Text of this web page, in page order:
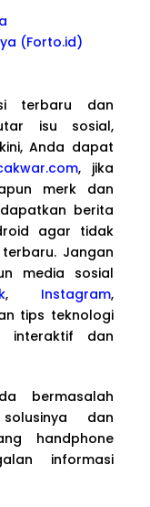
(Forto.id)
terbaru dan
isu sosial,
Anda dapat
, jika
merk dan
berita
agar tidak
Jangan
media sosial
, Instagram,
tips teknologi
interaktif dan
bermasalah
dan
handphone
informasi